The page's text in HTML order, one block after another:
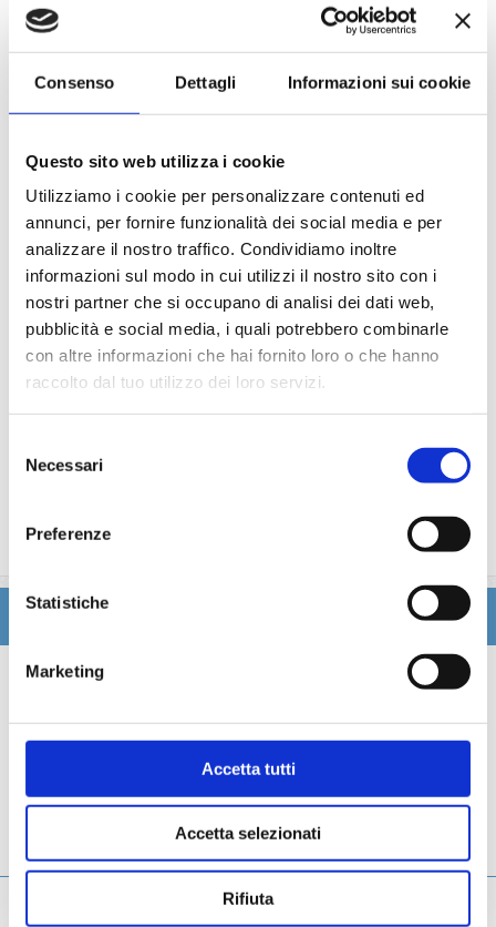
Consenso Dettagli Informazioni sui cookie
Questo sito web utilizza i cookie
Utilizziamo i cookie per personalizzare contenuti ed
annunci, per fornire funzionalità dei social media e per
analizzare il nostro traffico. Condividiamo inoltre
informazioni sul modo in cui utilizzi il nostro sito con i
nostri partner che si occupano di analisi dei dati web,
pubblicità e social media, i quali potrebbero combinarle
con altre informazioni che hai fornito loro o che hanno
raccolto dal tuo utilizzo dei loro servizi.
delNecessari
Preferenze
Statistiche
Marketing
Accetta tutti
Accetta selezionati
Rifiuta
Il trattamento di pensione completa a bordo (colazione,
Bevande a dispenser, serata di Gala con menù
particolare.
(giochi, concorsi, tornei, feste, serate a tema).
Gli spettacoli musicali o di cabaret nel teatro di bordo, i
balli e le feste in programma tutte le sere durante la
crociera.
L'utilizzo di tutte le attrezzature della nave: piscine,
lettini, teli mare, palestra, vasche idromassaggio,
biblioteca, discoteca.
La quota non comprende
Le bevande, le escursioni a terra nel corso della crociera,
Tasse portuali
Le quote di servizio altri servizi (parrucchiere, massaggi,
trattamenti estetici, medico, navigazione internet,
lavanderia).
Scheda tecnica